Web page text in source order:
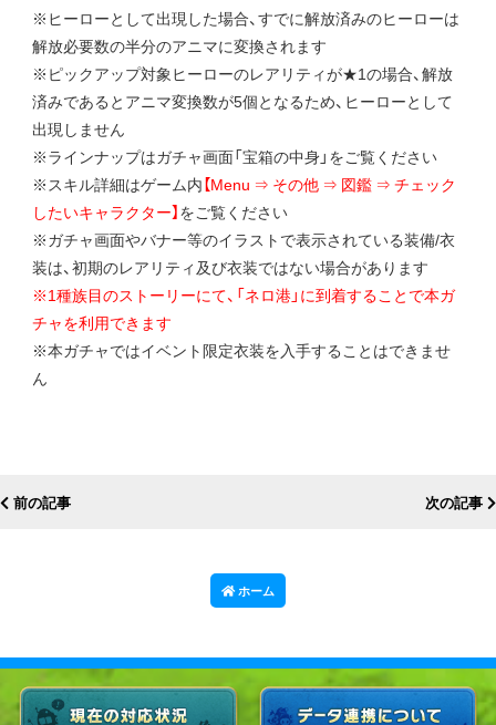
※ヒーローとして出現した場合、すでに解放済みのヒーローは
解放必要数の半分のアニマに変換されます
※ピックアップ対象ヒーローのレアリティが★1の場合、解放
済みであるとアニマ変換数が5個となるため、ヒーローとして
出現しません
※ラインナップはガチャ画面「宝箱の中身」をご覧ください
※スキル詳細はゲーム内【Menu ⇒ その他 ⇒ 図鑑 ⇒ チェック
したいキャラクター】をご覧ください
※ガチャ画面やバナー等のイラストで表示されている装備/衣
装は、初期のレアリティ及び衣装ではない場合があります
※1種族目のストーリーにて、「ネロ港」に到着することで本ガ
チャを利用できます
※本ガチャではイベント限定衣装を入手することはできませ
ん
前の記事 次の記事
ホーム